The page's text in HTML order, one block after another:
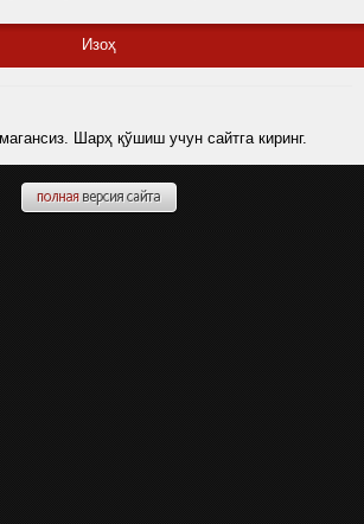
Изоҳ
Шарҳ қўшиш учун сайтга киринг.